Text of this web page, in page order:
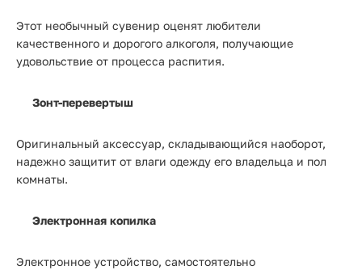
Этот необычный сувенир оценят любители
качественного и дорогого алкоголя, получающие
удовольствие от процесса распития.
Зонт-перевертыш
Оригинальный аксессуар, складывающийся наоборот,
надежно защитит от влаги одежду его владельца и пол
комнаты.
Электронная копилка
Электронное устройство, самостоятельно